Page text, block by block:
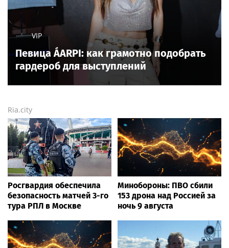
VIP
Певица ÁARPI: как грамотно подобрать
гардероб для выступлений
Ria.city
Росгвардия обеспечила
безопасность матчей 3-го
тура РПЛ в Москве
Минобороны: ПВО сбили
153 дрона над Россией за
ночь 9 августа